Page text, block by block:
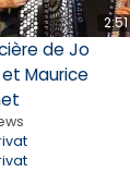
2:51
de Jo
Maurice